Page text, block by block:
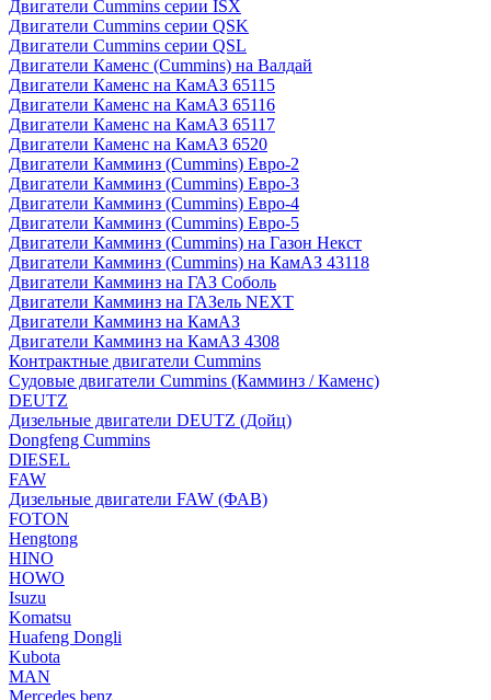
Двигатели Cummins серии ISX
Двигатели Cummins серии QSK
Двигатели Cummins серии QSL
Двигатели Каменс (Cummins) на Валдай
Двигатели Каменс на КамАЗ 65115
Двигатели Каменс на КамАЗ 65116
Двигатели Каменс на КамАЗ 65117
Двигатели Каменс на КамАЗ 6520
Двигатели Камминз (Cummins) Евро-2
Двигатели Камминз (Cummins) Евро-3
Двигатели Камминз (Cummins) Евро-4
Двигатели Камминз (Cummins) Евро-5
Двигатели Камминз (Cummins) на Газон Некст
Двигатели Камминз (Cummins) на КамАЗ 43118
Двигатели Камминз на ГАЗ Соболь
Двигатели Камминз на ГАЗель NEXT
Двигатели Камминз на КамАЗ
Двигатели Камминз на КамАЗ 4308
Контрактные двигатели Cummins
Судовые двигатели Cummins (Камминз / Каменс)
DEUTZ
Дизельные двигатели DEUTZ (Дойц)
Dongfeng Cummins
DIESEL
FAW
Дизельные двигатели FAW (ФАВ)
FOTON
Hengtong
HINO
HOWO
Isuzu
Komatsu
Huafeng Dongli
Kubota
MAN
Mercedes benz